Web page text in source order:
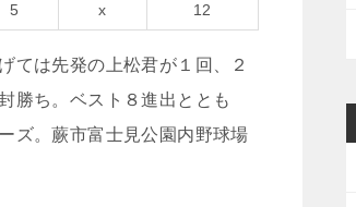
5 x 12
ては先発の上松君が１回、２
勝ち。ベスト８進出ととも
ズ。蕨市富士見公園内野球場